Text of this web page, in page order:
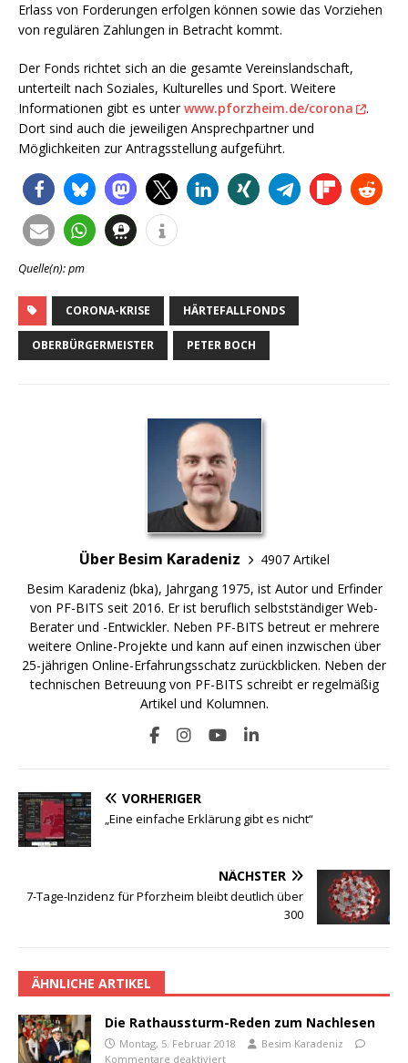
Erlass von Forderungen erfolgen können sowie das Vorziehen
von regulären Zahlungen in Betracht kommt.
Der Fonds richtet sich an die gesamte Vereinslandschaft,
unterteilt nach Soziales, Kulturelles und Sport. Weitere
Informationen gibt es unterwww.pforzheim.de/corona
.
Dort sind auch die jeweiligen Ansprechpartner und
Möglichkeiten zur Antragsstellung aufgeführt.
Quelle(n): pm
CORONA-KRISE HÄRTEFALLFONDS
OBERBÜRGERMEISTER PETER BOCH
Über Besim Karadeniz
4907 Artikel
Besim Karadeniz (bka), Jahrgang 1975, ist Autor und Erfinder
von PF-BITS seit 2016. Er ist beruflich selbstständiger Web-
Berater und -Entwickler. Neben PF-BITS betreut er mehrere
weitere Online-Projekte und kann auf einen inzwischen über
25-jährigen Online-Erfahrungsschatz zurückblicken. Neben der
technischen Betreuung von PF-BITS schreibt er regelmäßig
Artikel und Kolumnen.
VORHERIGER
„Eine einfache Erklärung gibt es nicht“
NÄCHSTER
7-Tage-Inzidenz für Pforzheim bleibt deutlich über
300
ÄHNLICHE ARTIKEL
Die Rathaussturm-Reden zum Nachlesen
Montag, 5. Februar 2018
Besim Karadeniz
Kommentare deaktiviert